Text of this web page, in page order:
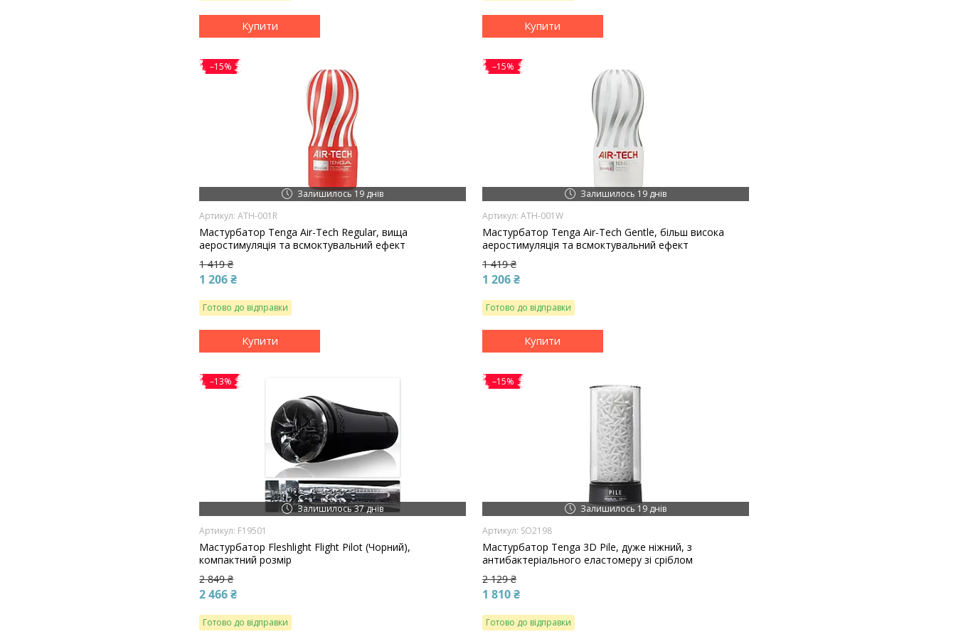
Купити Купити
–15%
Залишилось 19 днів
ATH-001R
Мастурбатор Tenga Air-Tech Regular, вища
аеростимуляція та всмоктувальний ефект
1 419 ₴
1 206 ₴
Готово до відправки
Купити
–15%
Залишилось 19 днів
ATH-001W
Мастурбатор Tenga Air-Tech Gentle, більш висока
аеростимуляція та всмоктувальний ефект
1 419 ₴
1 206 ₴
Готово до відправки
Купити
–13%
Залишилось 37 днів
F19501
Мастурбатор Fleshlight Flight Pilot (Чорний),
компактний розмір
2 849 ₴
2 466 ₴
Готово до відправки
–15%
Залишилось 19 днів
SO2198
Мастурбатор Tenga 3D Pile, дуже ніжний, з
антибактеріального еластомеру зі сріблом
2 129 ₴
1 810 ₴
Готово до відправки